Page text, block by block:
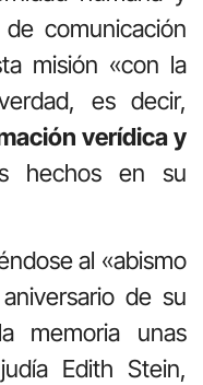
comunicación
misión «con la
es decir,
verídica y
hechos en su
al «abismo
de su
memoria unas
Edith Stein,